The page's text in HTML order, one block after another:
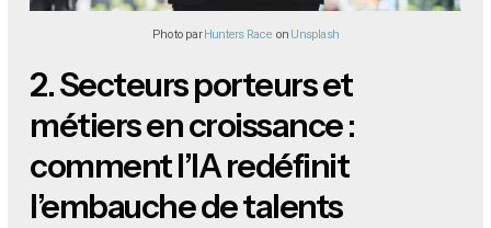
Photo par Hunters Race on Unsplash
2.Secteurs porteurs et
métiers en croissance :
comment l’IA redéfinit
l’embauche de talents